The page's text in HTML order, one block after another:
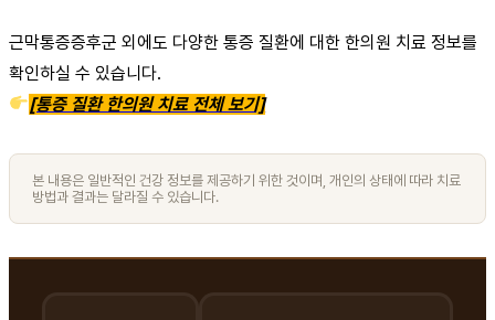
근막통증증후군 외에도 다양한 통증 질환에 대한 한의원 치료 정보를
확인하실 수 있습니다.
[통증 질환 한의원 치료 전체 보기]
본 내용은 일반적인 건강 정보를 제공하기 위한 것이며, 개인의 상태에 따라 치료
방법과 결과는 달라질 수 있습니다.